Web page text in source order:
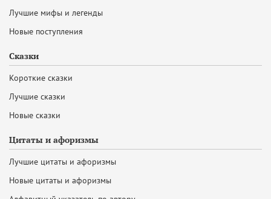
Лучшие мифы и легенды
Новые поступления
Сказки
Короткие сказки
Лучшие сказки
Новые сказки
Цитаты и афоризмы
Лучшие цитаты и афоризмы
Новые цитаты и афоризмы